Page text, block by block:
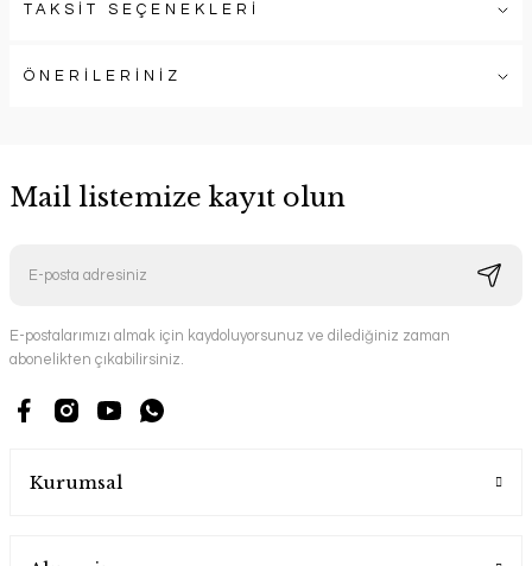
TAKSİT SEÇENEKLERİ
ÖNERİLERİNİZ
Mail listemize kayıt olun
E-postalarımızı almak için kaydoluyorsunuz ve dilediğiniz zaman
abonelikten çıkabilirsiniz.
Kurumsal